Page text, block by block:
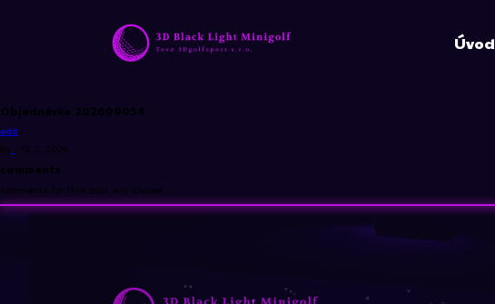
Úvod
Objednávka 202600054
edit
By • 13. 2. 2026
comments
comments for this post are closed